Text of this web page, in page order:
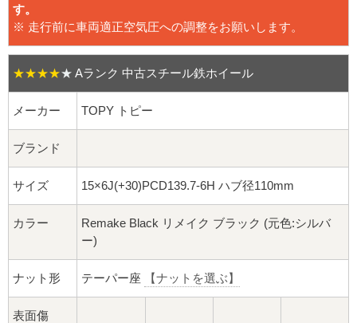
19インチ：夏タイヤホイール
20インチ：夏タイヤホイール
ホイールナット
平面座ナット
ロング平面ナット
ショート平面ナット
ロング球面ナット
す。
※ 走行前に車両適正空気圧への調整をお願いします。
★★★★★ Aランク 中古スチール鉄ホイール
メーカー TOPY トピー
ブランド
サイズ 15×6J(+30)PCD139.7-6H ハブ径110mm
カラー
Remake Black リメイク ブラック (元色:シルバ
ー)
ナット形 テーパー座 【ナットを選ぶ】
表面傷